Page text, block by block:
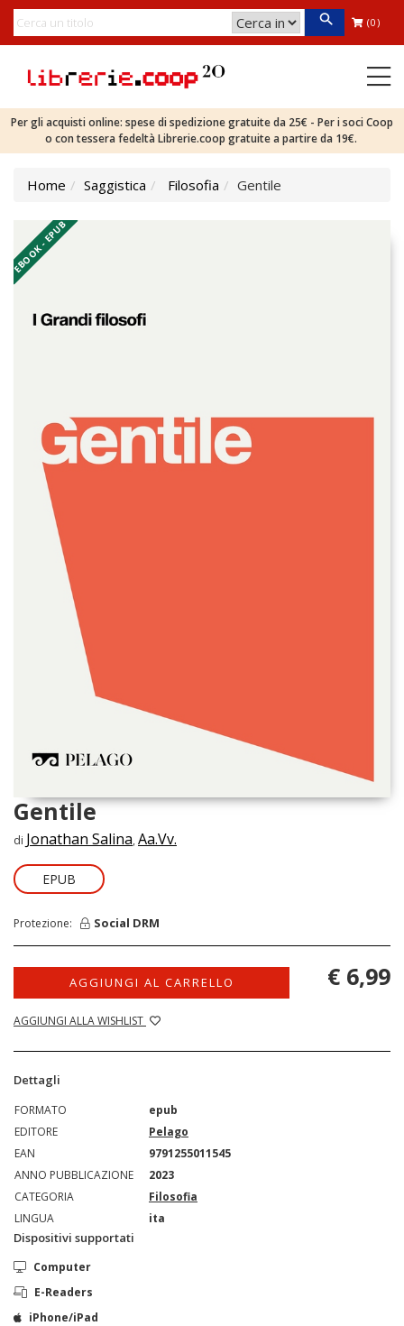
(0)
Per gli acquisti online: spese di spedizione gratuite da 25€ - Per i soci Coop
o con tessera fedeltà Librerie.coop gratuite a partire da 19€.
Home Saggistica Filosofia Gentile
EBOOK - EPUB
Gentile
di Jonathan Salina, Aa.Vv.
EPUB
Protezione: Social DRM
AGGIUNGI AL CARRELLO
AGGIUNGI ALLA WISHLIST
€ 6,99
Dettagli
FORMATO
epub
EDITORE
Pelago
EAN
9791255011545
ANNO PUBBLICAZIONE
2023
CATEGORIA
Filosofia
LINGUA
ita
Dispositivi supportati
Computer
E-Readers
iPhone/iPad